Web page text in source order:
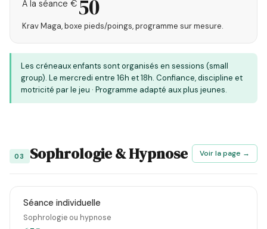
A la séance € 50
Krav Maga, boxe pieds/poings, programme sur mesure.
Les créneaux enfants sont organisés en sessions (small
group). Le mercredi entre 16h et 18h. Confiance, discipline et
motricité par le jeu · Programme adapté aux plus jeunes.
03 Sophrologie & Hypnose Voir la page →
Séance individuelle
Sophrologie ou hypnose